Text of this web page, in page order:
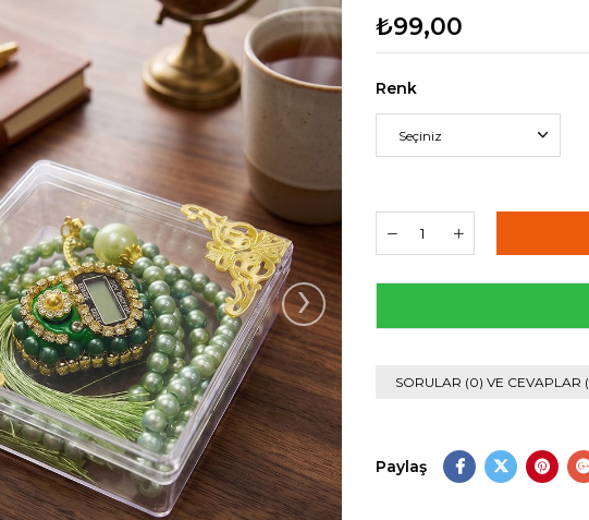
›
₺99,00
Renk
SORULAR (0) VE CEVAPLAR
Paylaş